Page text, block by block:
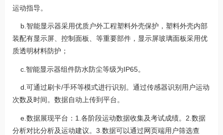
运动指导。
b.智能显示器采用优质户外工程塑料外壳保护，塑料外壳内部
装配有显示屏、控制面板、等重要部件，显示屏玻璃面板采用优
质透明材料防护；
c.智能显示器组件防水防尘等级为IP65。
d.可通过刷卡/手环等模式进行识别。通过传感器识别用户运动
次数及时间。数据自动上传到平台。
e.数据展现平台：1.各阶段运动数据收集及考试成绩。2.数据
分析对比分析及运动建议。3.数据可以通过网页端用户筛选查